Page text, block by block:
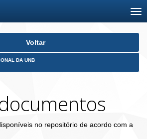
Voltar
DA UNB
no repositório de acordo com a